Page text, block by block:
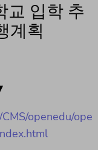
교 입학 추
계획
openedu/ope